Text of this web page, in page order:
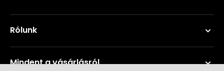
Rólunk
Mindent a vásárlásról